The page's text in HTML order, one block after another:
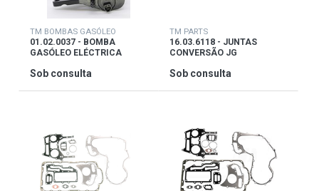
TM BOMBAS GASÓLEO
01.02.0037 - BOMBA
GASÓLEO ELÉCTRICA
Sob consulta
TM PARTS
16.03.6118 - JUNTAS
CONVERSÃO JG
Sob consulta